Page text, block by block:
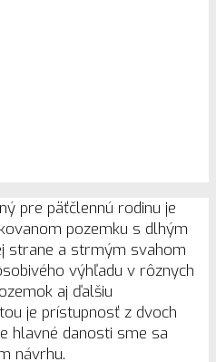
pre päťčlennú rodinu je
pozemku s dlhým
strane a strmým svahom
výhľadu v rôznych
aj ďalšiu
je prístupnosť z dvoch
hlavné danosti sme sa
návrhu.